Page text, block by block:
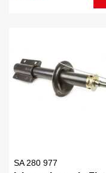
SA 280 977